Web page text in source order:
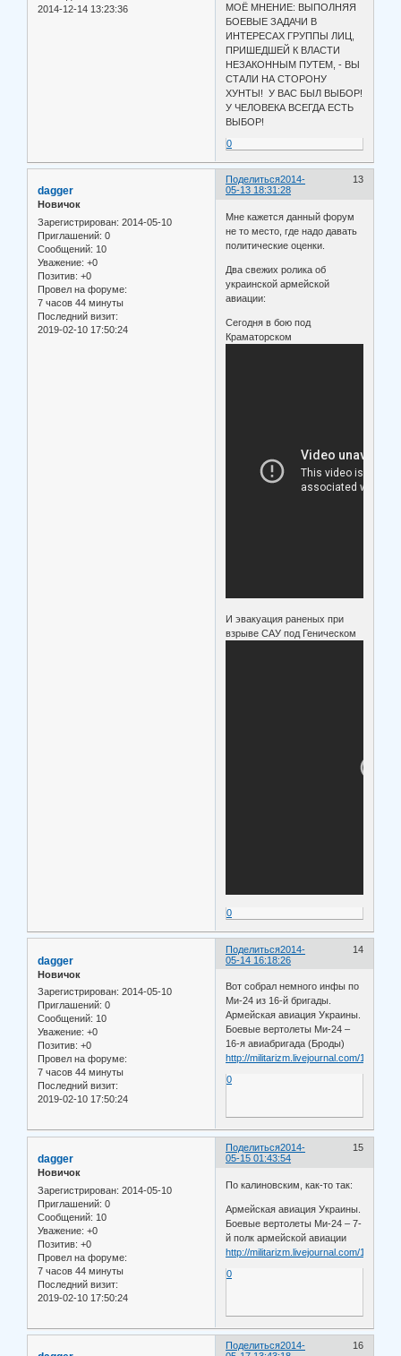
2014-12-14 13:23:36
МОЁ МНЕНИЕ: ВЫПОЛНЯЯ
БОЕВЫЕ ЗАДАЧИ В
ИНТЕРЕСАХ ГРУППЫ ЛИЦ,
ПРИШЕДШЕЙ К ВЛАСТИ
НЕЗАКОННЫМ ПУТЕМ, - ВЫ
СТАЛИ НА СТОРОНУ
ХУНТЫ! У ВАС БЫЛ ВЫБОР!
У ЧЕЛОВЕКА ВСЕГДА ЕСТЬ
ВЫБОР!
0
Поделиться 13
2014-
05-13 18:31:28
dagger
Новичок
Зарегистрирован: 2014-05-10
Приглашений: 0
Сообщений: 10
Уважение: +0
Позитив: +0
Провел на форуме:
7 часов 44 минуты
Последний визит:
2019-02-10 17:50:24
Мне кажется данный форум
не то место, где надо давать
политические оценки.
Два свежих ролика об
украинской армейской
авиации:
Сегодня в бою под
Краматорском
И эвакуация раненых при
взрыве САУ под Геническом
0
Поделиться 14
2014-
05-14 16:18:26
dagger
Новичок
Зарегистрирован: 2014-05-10
Приглашений: 0
Сообщений: 10
Уважение: +0
Позитив: +0
Провел на форуме:
7 часов 44 минуты
Последний визит:
2019-02-10 17:50:24
Вот собрал немного инфы по
Ми-24 из 16-й бригады.
Армейская авиация Украины.
Боевые вертолеты Ми-24 –
16-я авиабригада (Броды)
http://militarizm.livejournal.com/
0
Поделиться 15
2014-
05-15 01:43:54
dagger
Новичок
Зарегистрирован: 2014-05-10
Приглашений: 0
Сообщений: 10
Уважение: +0
Позитив: +0
Провел на форуме:
7 часов 44 минуты
Последний визит:
2019-02-10 17:50:24
По калиновским, как-то так:
Армейская авиация Украины.
Боевые вертолеты Ми-24 – 7-
й полк армейской авиации
http://militarizm.livejournal.com/
0
Поделиться 16
2014-